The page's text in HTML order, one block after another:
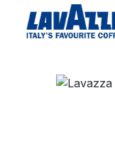
Bildergalerie